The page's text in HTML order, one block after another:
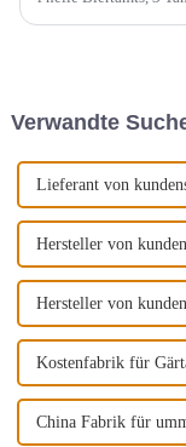
Verwandte
Lieferant von
Hersteller von
Hersteller von
Kostenfabrik für
China Fabrik für